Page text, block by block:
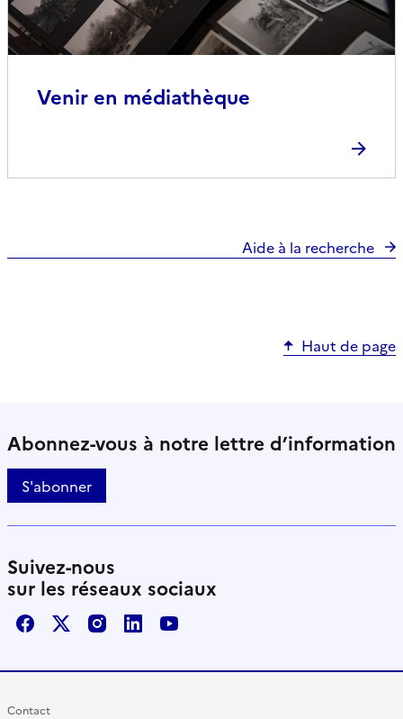
Venir en médiathèque
Aide à la recherche
Haut de page
Abonnez-vous à notre lettre d’information
S'abonner
Suivez-nous
sur les réseaux sociaux
FacebookX / TwitterInstagram
LinkedInYoutube
Contact